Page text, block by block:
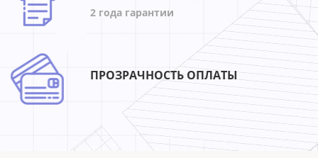
2 года гарантии
ПРОЗРАЧНОСТЬ ОПЛАТЫ